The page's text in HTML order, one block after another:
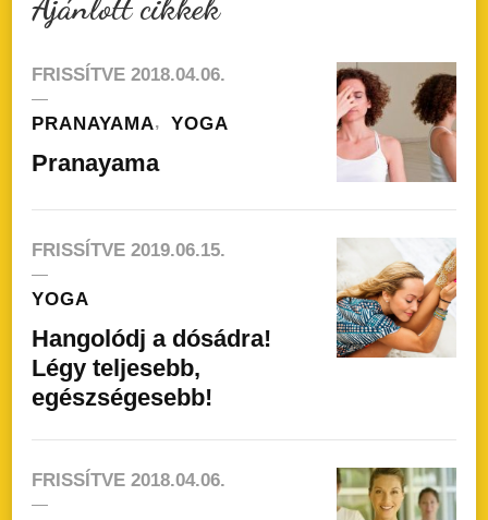
FRISSÍTVE 2018.04.06.
PRANAYAMA YOGA
Pranayama
FRISSÍTVE 2019.06.15.
YOGA
Hangolódj a dósádra!
Légy teljesebb,
egészségesebb!
FRISSÍTVE 2018.04.06.